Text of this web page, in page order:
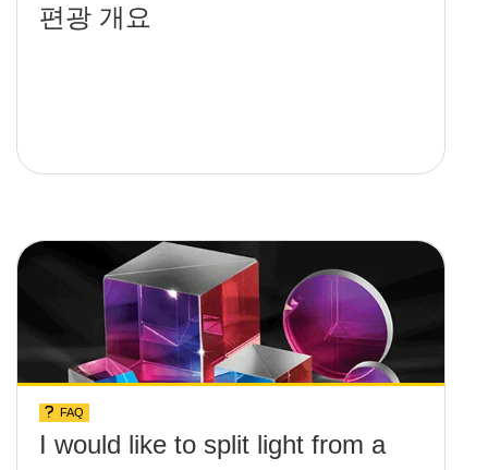
편광 개요
FAQ
I would like to split light from a